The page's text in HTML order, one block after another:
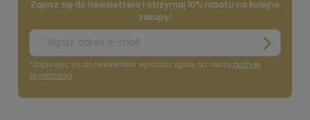
Zapisz się do newslettera i otrzymaj 10% rabatu na kolejne
zakupy!
*Zapisując się do newslettera wyrażasz zgodę na naszą politykę
prywatności